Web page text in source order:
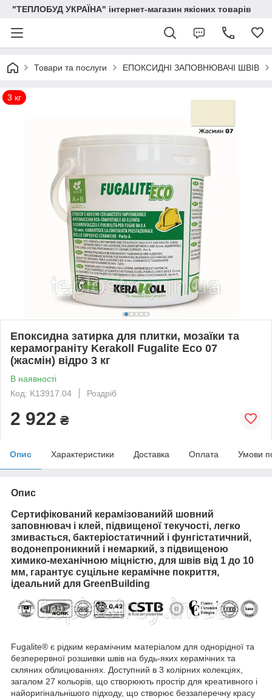
"ТЕПЛОБУД УКРАЇНА" інтернет-магазин якісних товарів
Товари та послуги ЕПОКСИДНІ ЗАПОВНЮВАЧІ ШВІВ
3 кг
Епоксидна затирка для плитки, мозаїки та
керамограніту Kerakoll Fugalite Eco 07
(жасмін) відро 3 кг
В наявності
Код: K13917.04
Роздріб
2 922 ₴
Опис Характеристики Доставка Оплата Умови
Опис
Сертифікований керамізованийй шовний
заповнювач і клей, підвищеної текучості, легко
змивається, бактеріостатичний і фунгістатичний,
водонепроникний і немаркий, з підвищеною
химико‑механічною міцністю, для швів від 1 до 10
мм, гарантує суцільне керамічне покриття,
ідеальний для GreenBuilding
Fugalite® є рідким керамічним матеріалом для однорідної та
безперервної розшивки швів на будь-яких керамічних та
скляних облицюваннях. Доступний в 3 колірних колекціях,
загалом 27 кольорів, що створюють простір для креативного і
найоригінальнішого підходу, що створює беззаперечну красу